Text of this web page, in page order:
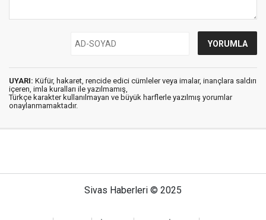
UYARI: Küfür, hakaret, rencide edici cümleler veya imalar, inançlara saldırı
içeren, imla kuralları ile yazılmamış,
Türkçe karakter kullanılmayan ve büyük harflerle yazılmış yorumlar
onaylanmamaktadır.
Sivas Haberleri © 2025